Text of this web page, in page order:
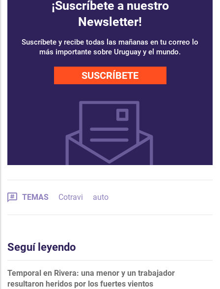
¡Suscríbete a nuestro
Newsletter!
Suscríbete y recibe todas las mañanas en tu correo lo
más importante sobre Uruguay y el mundo.
SUSCRÍBETE
TEMAS Cotravi auto
Seguí leyendo
Temporal en Rivera: una menor y un trabajador
resultaron heridos por los fuertes vientos